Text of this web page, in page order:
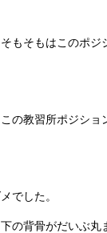
もそもはこのポ
の教習所ポジシ
でした。
の背骨がだいぶ丸